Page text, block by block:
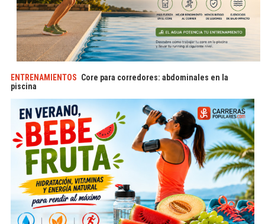
ENTRENAMIENTOS Core para corredores: abdominales en la
piscina